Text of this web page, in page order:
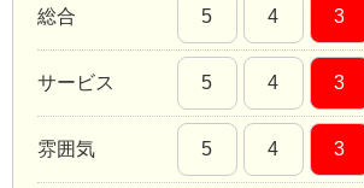
総合 5 4 3
サービス 5 4 3
雰囲気 5 4 3